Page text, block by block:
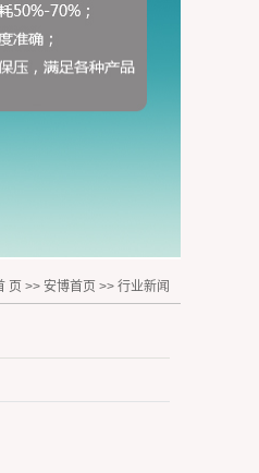
页 >> 安博首页 >> 行业新闻